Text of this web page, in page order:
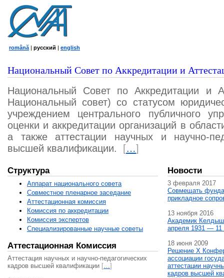
română | русский | english
Национальный Совет по Аккредитации и
Национальный Совет по Аккредитации и
Национальный совет) со статусом
учреждением центрального публичного
оценки и аккредитации организаций в
а также аттестации научных и научно-
высшей квалификации.
[…]
Структура
Аппарат национального совета
Совместное пленарное заседание
Аттестационная комисcия
Комиссия по аккредитации
Комиссия экспертов
Специализированные научные советы
Аттестационная Комиссия
Аттестация научных и научно-педагогических
кадров высшей квалификации […]
Новости
3 февраля 2017
Совмещать
прикладное
13 ноября 2016
Академик
апреля 1931 — 11
18 июня 2009
Решение X
ассоциации
аттестации
кадров высшей